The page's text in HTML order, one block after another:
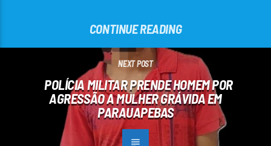
CONTINUE READING
NEXT POST
POLÍCIA MILITAR PRENDE HOMEM POR
AGRESSÃO A MULHER GRÁVIDA EM
PARAUAPEBAS